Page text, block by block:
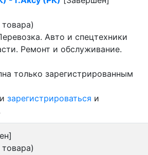
Авто и спецтехники
Ремонт и обслуживание.
только зарегистрированным
зарегистрироваться и